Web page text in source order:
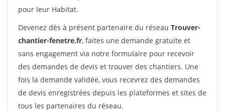
pour leur Habitat.
Devenez dès à présent partenaire du réseau Trouver-
chantier-fenetre.fr, faites une demande gratuite et
sans engagement via notre formulaire pour recevoir
des demandes de devis et trouver des chantiers. Une
fois la demande validée, vous recevrez des demandes
de devis enregistrées depuis les plateformes et sites de
tous les partenaires du réseau.